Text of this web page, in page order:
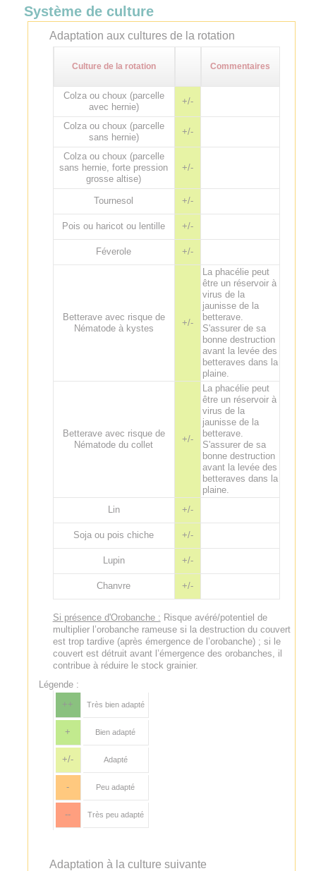
Système de culture
Adaptation aux cultures de la rotation
Culture de la rotation Commentaires
Colza ou choux (parcelle
avec hernie)
+/-
Colza ou choux (parcelle
sans hernie)
+/-
Colza ou choux (parcelle
sans hernie, forte pression
grosse altise)
+/-
Tournesol +/-
Pois ou haricot ou lentille +/-
Féverole +/-
Betterave avec risque de
Nématode à kystes
+/-
La phacélie peut
être un réservoir à
virus de la
jaunisse de la
betterave.
S'assurer de sa
bonne destruction
avant la levée des
betteraves dans la
plaine.
Betterave avec risque de
Nématode du collet
+/-
La phacélie peut
être un réservoir à
virus de la
jaunisse de la
betterave.
S'assurer de sa
bonne destruction
avant la levée des
betteraves dans la
plaine.
Lin
+/-
Soja ou pois chiche +/-
Lupin +/-
Chanvre +/-
Si présence d'Orobanche : Risque avéré/potentiel de
multiplier l’orobanche rameuse si la destruction du couvert
est trop tardive (après émergence de l’orobanche) ; si le
couvert est détruit avant l’émergence des orobanches, il
contribue à réduire le stock grainier.
Légende :
++
Très bien adapté
+ Bien adapté
+/- Adapté
- Peu adapté
-- Très peu adapté
Adaptation à la culture suivante